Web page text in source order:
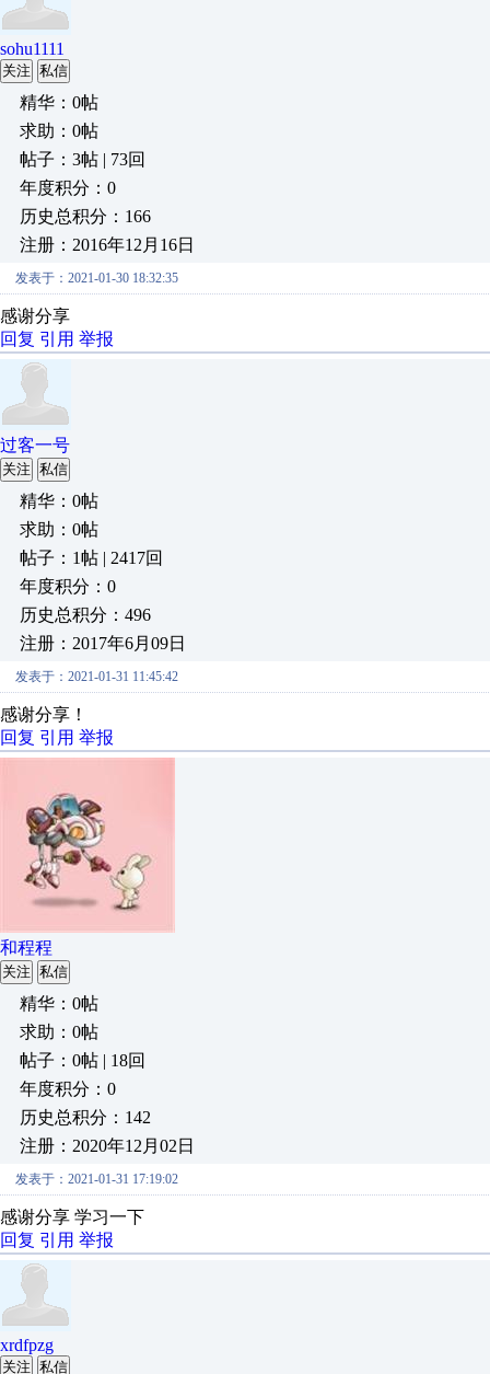
sohu1111
关注 私信
精华：0帖
求助：0帖
帖子：3帖 | 73回
年度积分：0
历史总积分：166
注册：2016年12月16日
发表于：2021-01-30 18:32:35
感谢分享
回复 引用 举报
过客一号
关注 私信
精华：0帖
求助：0帖
帖子：1帖 | 2417回
年度积分：0
历史总积分：496
注册：2017年6月09日
发表于：2021-01-31 11:45:42
感谢分享！
回复 引用 举报
和程程
关注 私信
精华：0帖
求助：0帖
帖子：0帖 | 18回
年度积分：0
历史总积分：142
注册：2020年12月02日
发表于：2021-01-31 17:19:02
感谢分享 学习一下
回复 引用 举报
xrdfpzg
关注 私信